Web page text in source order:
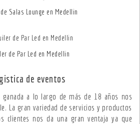
Salas Lounge en Medellin
de Par Led en Medellin
de eventos
ganada a lo largo de más de 18 años nos
La gran variedad de servicios y productos
clientes nos da una gran ventaja ya que